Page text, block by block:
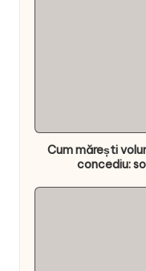
Cum mărești
concediu: